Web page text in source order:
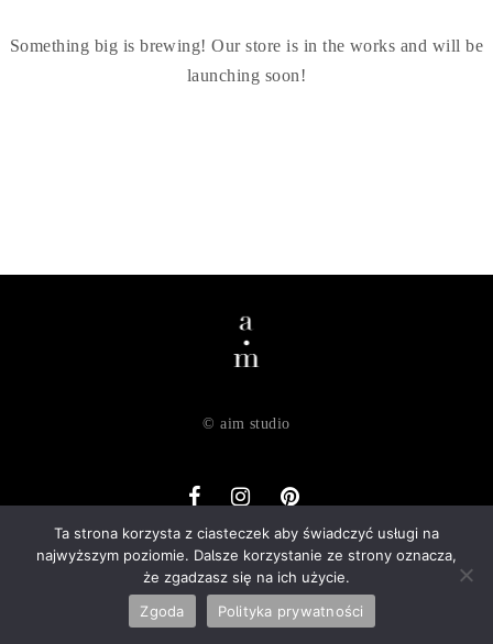
Something big is brewing! Our store is in the works and will be
launching soon!
Ta strona korzysta z ciasteczek aby świadczyć usługi na
najwyższym poziomie. Dalsze korzystanie ze strony oznacza,
że zgadzasz się na ich użycie.
Zgoda
Polityka prywatności
© aim studio
o nas dostawa zwroty regulamin
polityka prywatności
kontakt